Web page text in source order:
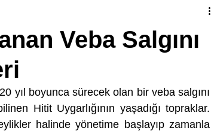
Veba Salgını
yıl boyunca sürecek olan bir veba salgını
Hitit Uygarlığının yaşadığı topraklar.
halinde yönetime başlayıp zamanla